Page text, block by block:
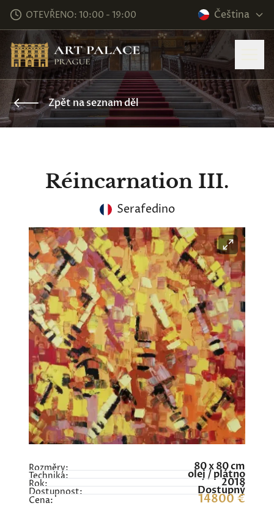
OTEVŘENO: 10:00 - 19:00 Čeština
Zpět na seznam děl
Réincarnation III.
Serafedino
Rozměry: 80 x 80 cm
Technika: olej / plátno
Rok: 2018
Dostupnost: Dostupný
Cena: 14800 €